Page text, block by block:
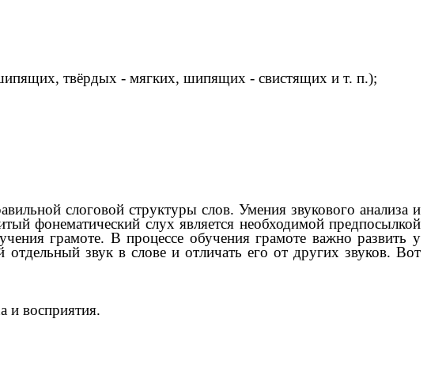
твёрдых - мягких, шипящих - свистящих и т. п.);
слоговой структуры слов. Умения звукового анализа и
фонематический слух является необходимой предпосылкой
грамоте. В процессе обучения грамоте важно развить у
отдельный звук в слове и отличать его от других звуков. Вот
и восприятия.